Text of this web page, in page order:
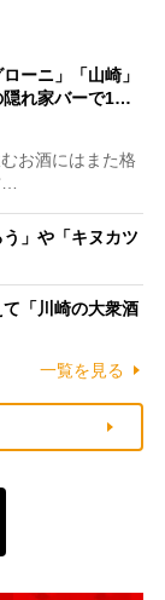
ーニ」「山崎」
隠れ家バーで1…
お酒にはまた格
」や「キヌカツ
て「川崎の大衆酒
一覧を見る